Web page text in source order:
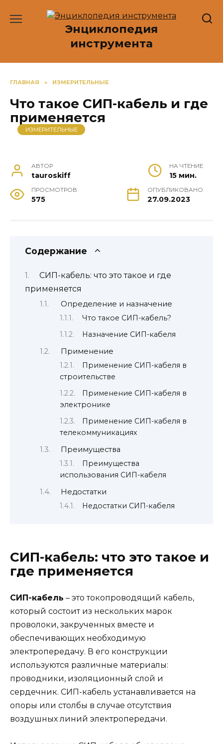
Энциклопедия
инструмента
ГЛАВНАЯ » ИЗМЕРИТЕЛЬНЫЕ
Что такое СИП-кабель и где
применяется
ИЗМЕРИТЕЛЬНЫЕ
АВТОР
tauroskiff
НА ЧТЕНИЕ
15 мин.
ПРОСМОТРОВ
575
ОПУБЛИКОВАНО
27.09.2023
Содержание
СИП-кабель: что это такое и где
применяется
Определение и назначение
Что такое СИП-кабель?
Назначение СИП-кабеля
Применение
Применение СИП-кабеля в
строительстве
Применение СИП-кабеля в
электронике
Применение СИП-кабеля в
телекоммуникациях
Преимущества
Преимущества
использования СИП-кабеля
Недостатки
Недостатки СИП-кабеля
СИП-кабель: что это такое и
где применяется
СИП-кабель – это токопроводящий кабель,
который состоит из нескольких марок
проволоки, закрученных вместе и
обеспечивающих необходимую
электропередачу. В его конструкции
используются различные материалы:
проводники, изоляционный слой и
сердечник. СИП-кабель устанавливается на
опоры или столбы в случае отсутствия
воздушных линий электропередачи.